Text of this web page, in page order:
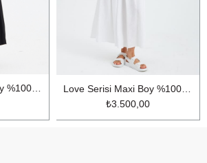
Love Serisi Maxi Boy %100 Keten Elbise Ekru
₺3.500,00